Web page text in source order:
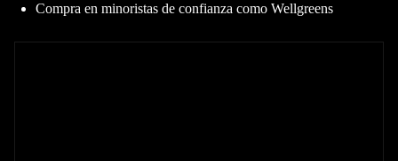
Compra en minoristas de confianza como Wellgreens